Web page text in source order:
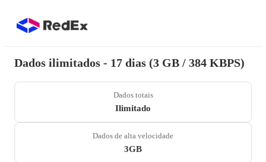
Dados ilimitados - 17 dias (3 GB / 384 KBPS)
Dados totais
Ilimitado
Dados de alta velocidade
3GB